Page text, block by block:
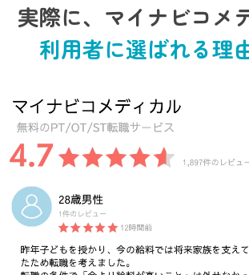
実際に、マイナビコメ
利用者に選ばれる理